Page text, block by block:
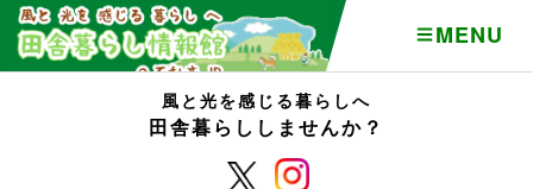
MENU
風と光を感じる暮らしへ
田舎暮らししませんか？